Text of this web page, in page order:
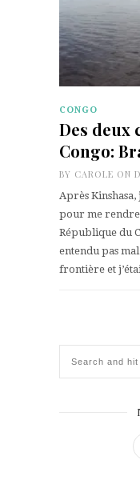
CONGO
Des deux
Congo:
BY CAROLE ON
Après
pour me rendre
République du
entendu pas
frontière et